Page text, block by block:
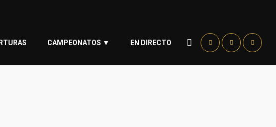
CAMPEONATOS ▼ EN DIRECTO